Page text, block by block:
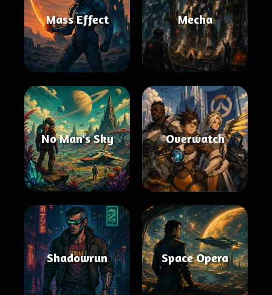
Mass Effect Mecha
No Man's Sky Overwatch
Shadowrun Space Opera